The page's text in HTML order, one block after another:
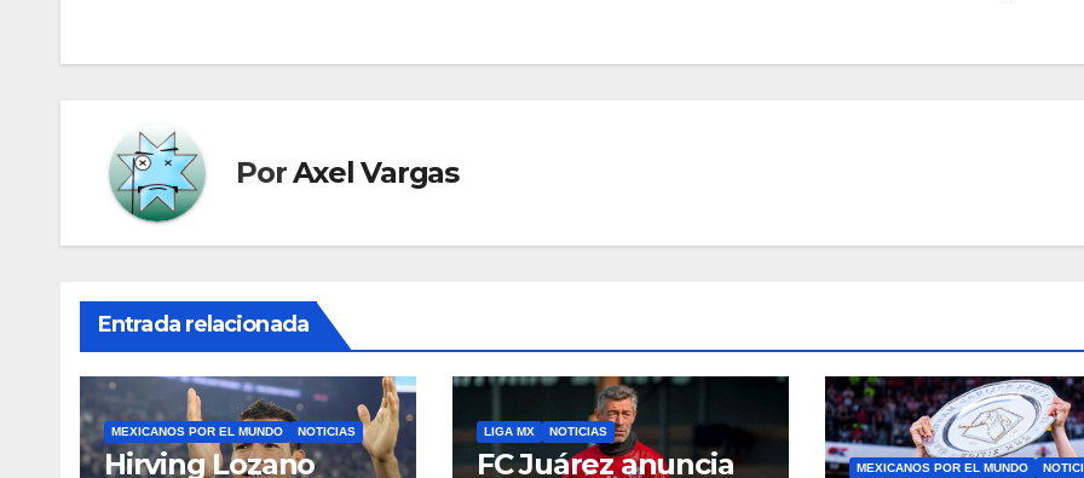
entradas
PorAxel Vargas
Entrada relacionada
MEXICANOS POR EL MUNDO NOTICIAS
Hirving Lozano
LIGA MX NOTICIAS
FC Juárez anuncia
MEXICANOS POR EL MUNDO